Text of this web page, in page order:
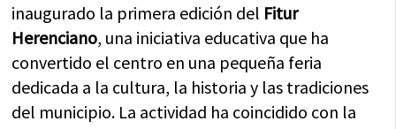
inaugurado la primera edición del Fitur
Herenciano, una iniciativa educativa que ha
convertido el centro en una pequeña feria
dedicada a la cultura, la historia y las tradiciones
del municipio. La actividad ha coincidido con la